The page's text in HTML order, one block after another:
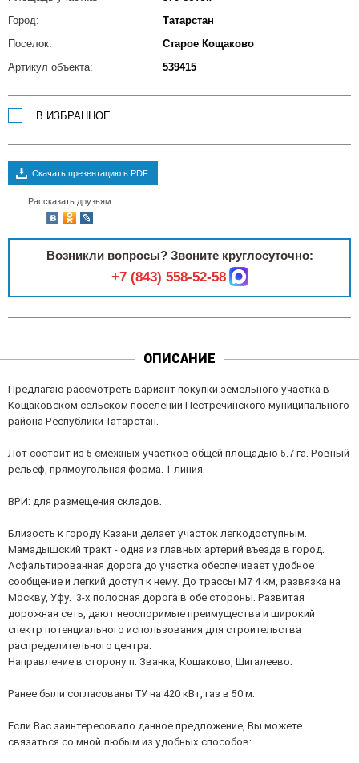
Город:
Татарстан
Поселок:
Старое Кощаково
Артикул объекта:
539415
В ИЗБРАННОЕ
Скачать презентацию в PDF
Рассказать друзьям
Возникли вопросы? Звоните круглосуточно:
+7 (843) 558-52-58
ОПИСАНИЕ
Предлагаю рассмотреть вариант покупки земельного участка в
Кощаковском сельском поселении Пестречинского муниципального
района Республики Татарстан.
Лот состоит из 5 смежных участков общей площадью 5.7 га. Ровный
рельеф, прямоугольная форма. 1 линия.
ВРИ: для размещения складов.
Близость к городу Казани делает участок легкодоступным.
Мамадышский тракт - одна из главных артерий въезда в город.
Асфальтированная дорога до участка обеспечивает удобное
сообщение и легкий доступ к нему. До трассы М7 4 км, развязка на
Москву, Уфу. 3-х полосная дорога в обе стороны. Развитая
дорожная сеть, дают неоспоримые преимущества и широкий
спектр потенциального использования для строительства
распределительного центра.
Направление в сторону п. Званка, Кощаково, Шигалеево.
Ранее были согласованы ТУ на 420 кВт, газ в 50 м.
Если Вас заинтересовало данное предложение, Вы можете
связаться со мной любым из удобных способов: